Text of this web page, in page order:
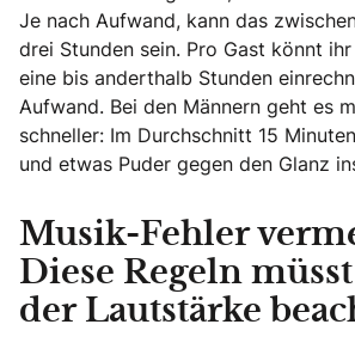
Je nach Aufwand, kann das
drei Stunden sein. Pro Gast könnt
eine bis anderthalb Stunden
Aufwand. Bei den Männern geht es
schneller: Im Durchschnitt 15
und etwas Puder gegen den Glanz
Musik-Fehler
Diese Regeln
der Lautstärke